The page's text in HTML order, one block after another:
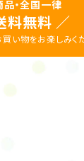
品・全国一律
料無料 ／
い物をお楽しみく